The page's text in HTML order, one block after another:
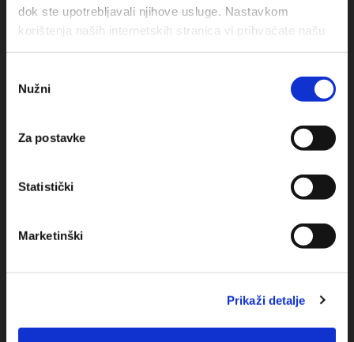
dok ste upotrebljavali njihove usluge. Nastavkom
korištenja naših internetskih stranica vi prihvaćate našu
pristanka
Nužni
Za postavke
Statistički
Marketinški
Prikaži detalje
+385(0)21 678754